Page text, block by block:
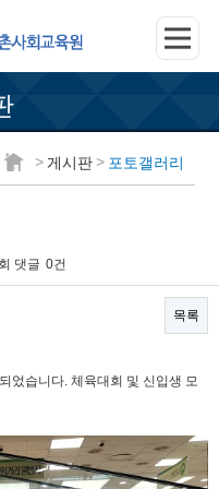
> 게시판 > 포토갤러리
댓글 0건
목록
었습니다. 체육대회 및 신입생 모